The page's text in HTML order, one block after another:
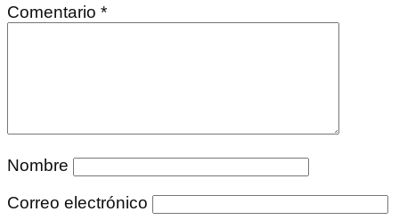
Comentario *
Nombre
Correo electrónico